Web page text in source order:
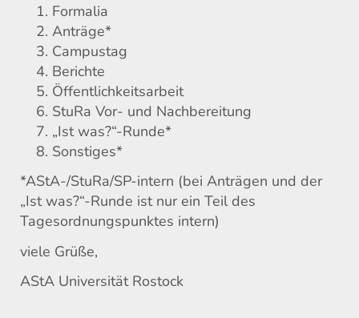
Formalia
Anträge*
Campustag
Berichte
Öffentlichkeitsarbeit
StuRa Vor- und Nachbereitung
„Ist was?“-Runde*
Sonstiges*
*AStA-/StuRa/SP-intern (bei Anträgen und der
„Ist was?“-Runde ist nur ein Teil des
Tagesordnungspunktes intern)
viele Grüße,
AStA Universität Rostock